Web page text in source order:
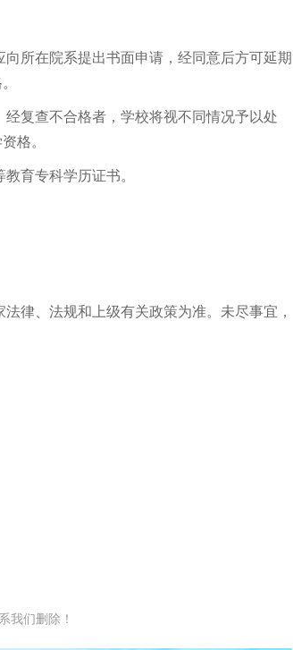
所在院系提出书面申请，经同意后方可延期
复查不合格者，学校将视不同情况予以处
格。
育专科学历证书。
律、法规和上级有关政策为准。未尽事宜，
我们删除！